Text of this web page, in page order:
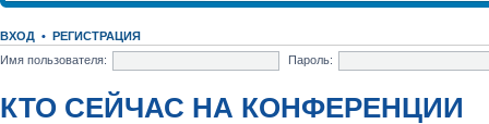
ВХОД • РЕГИСТРАЦИЯ
Имя пользователя:
Пароль:
КТО СЕЙЧАС НА КОНФЕРЕНЦИИ